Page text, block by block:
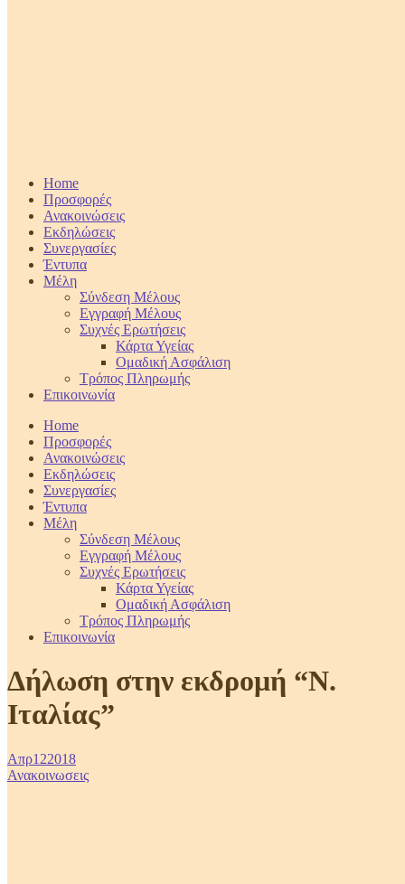
Home
Προσφορές
Ανακοινώσεις
Εκδηλώσεις
Συνεργασίες
Έντυπα
Μέλη
Σύνδεση Μέλους
Εγγραφή Μέλους
Συχνές Ερωτήσεις
Κάρτα Υγείας
Ομαδική Ασφάλιση
Τρόπος Πληρωμής
Επικοινωνία
Home
Προσφορές
Ανακοινώσεις
Εκδηλώσεις
Συνεργασίες
Έντυπα
Μέλη
Σύνδεση Μέλους
Εγγραφή Μέλους
Συχνές Ερωτήσεις
Κάρτα Υγείας
Ομαδική Ασφάλιση
Τρόπος Πληρωμής
Επικοινωνία
Δήλωση στην εκδρομή “Ν.
Ιταλίας”
Απρ122018
Ανακοινωσεις